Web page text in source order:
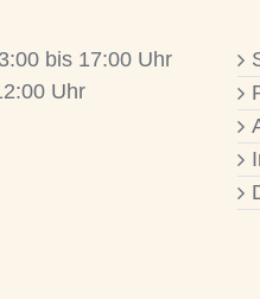
bis 17:00 Uhr
Uhr